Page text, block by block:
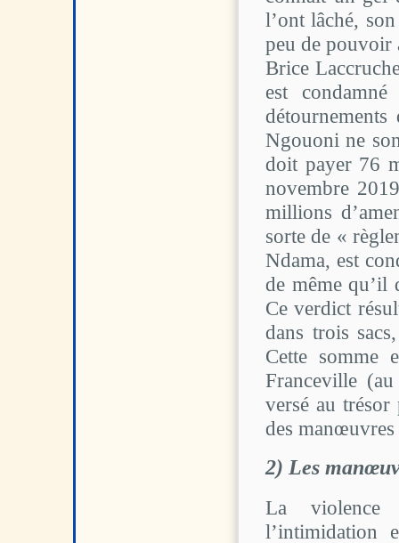
l’ont lâché,
peu de pouvoir
Brice
est
Ngouoni ne
doit payer 76
novembre
millions
sorte de «
Ndama, est
de même qu’il
Ce verdict
dans trois
Cette somme
Franceville
versé au
des
2) Les
La violence
l’intimidation